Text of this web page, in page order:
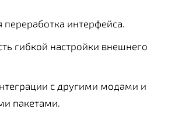
переработка интерфейса.
гибкой настройки внешнего
с другими модами и
пакетами.